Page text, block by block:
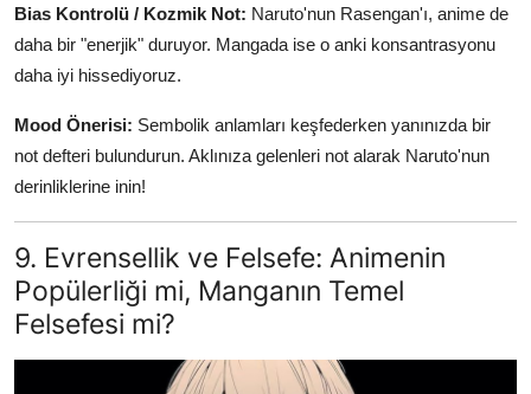
Bias Kontrolü / Kozmik Not: Naruto'nun Rasengan'ı, anime de
daha bir "enerjik" duruyor. Mangada ise o anki konsantrasyonu
daha iyi hissediyoruz.
Mood Önerisi: Sembolik anlamları keşfederken yanınızda bir
not defteri bulundurun. Aklınıza gelenleri not alarak Naruto'nun
derinliklerine inin!
9. Evrensellik ve Felsefe: Animenin
Popülerliği mi, Manganın Temel
Felsefesi mi?